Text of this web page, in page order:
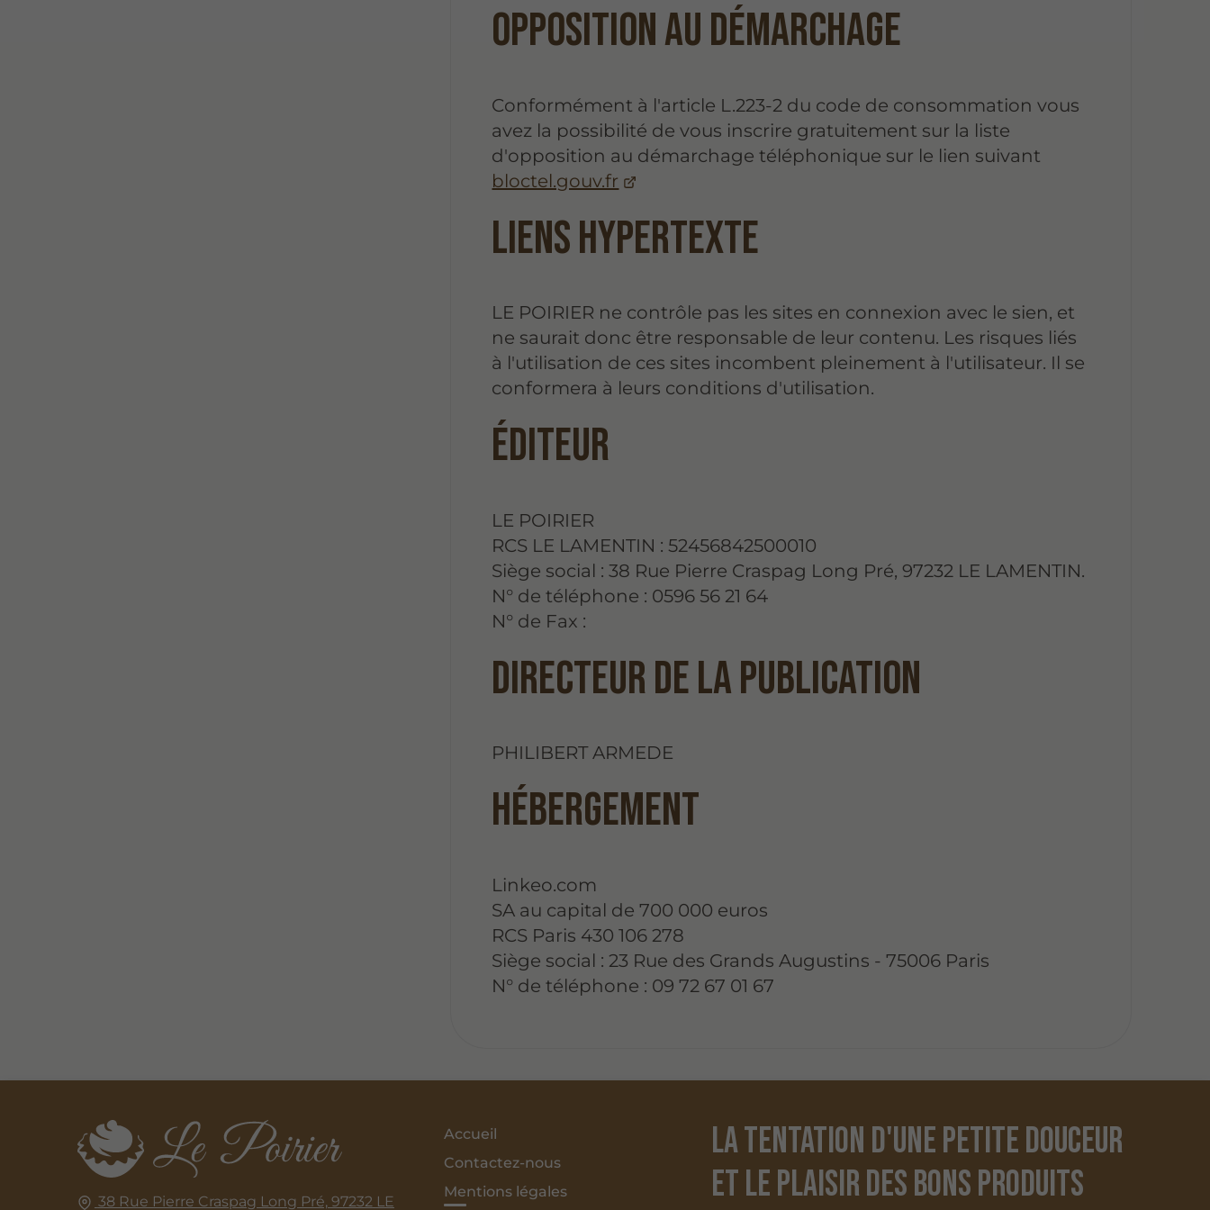
Opposition au démarchage
Conformément à l'article L.223-2 du code de consommation vous
avez la possibilité de vous inscrire gratuitement sur la liste
d'opposition au démarchage téléphonique sur le lien suivant
bloctel.gouv.fr
Liens hypertexte
LE POIRIER ne contrôle pas les sites en connexion avec le sien, et
ne saurait donc être responsable de leur contenu. Les risques liés
à l'utilisation de ces sites incombent pleinement à l'utilisateur. Il se
conformera à leurs conditions d'utilisation.
Éditeur
LE POIRIER
RCS LE LAMENTIN : 52456842500010
Siège social : 38 Rue Pierre Craspag Long Pré, 97232 LE LAMENTIN.
N° de téléphone : 0596 56 21 64
N° de Fax :
Directeur de la publication
PHILIBERT ARMEDE
Hébergement
Linkeo.com
SA au capital de 700 000 euros
RCS Paris 430 106 278
Siège social : 23 Rue des Grands Augustins - 75006 Paris
N° de téléphone : 09 72 67 01 67
38 Rue Pierre Craspag Long Pré, 97232 LE
Accueil
Contactez-nous
Mentions légales
La tentation d'une petite douceur
et le plaisir des bons produits